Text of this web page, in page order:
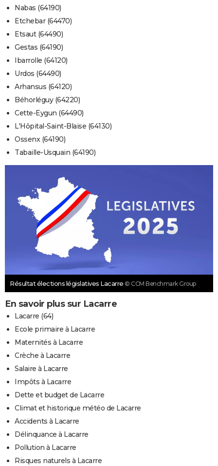
Nabas (64190)
Etchebar (64470)
Etsaut (64490)
Gestas (64190)
Ibarrolle (64120)
Urdos (64490)
Arhansus (64120)
Béhorléguy (64220)
Cette-Eygun (64490)
L'Hôpital-Saint-Blaise (64130)
Ossenx (64190)
Tabaille-Usquain (64190)
Résultat élections législatives Lacarre © CCM Benchmark Group
En savoir plus sur Lacarre
Lacarre (64)
Ecole primaire à Lacarre
Maternités à Lacarre
Crèche à Lacarre
Salaire à Lacarre
Impôts à Lacarre
Dette et budget de Lacarre
Climat et historique météo de Lacarre
Accidents à Lacarre
Délinquance à Lacarre
Pollution à Lacarre
Risques naturels à Lacarre